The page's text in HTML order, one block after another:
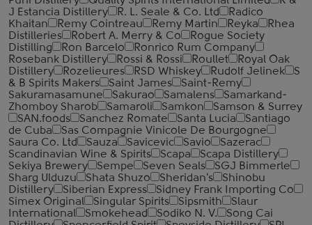
J Estancia Distillery
R. L. Seale & Co. Ltd
Radico
Khaitan
Remy Cointreau Remy Martin Reyka
Rhea
Distilleries
Robert A. Merry & Co
Rogue Society
Distilling
Ron Barcelo
Ronrico Rum Company
Rosebank Distillery
Rossi & Rossi Roullet
Royal Oak
Distillery
Rozelieures RSD Whiskey Rudolf Jelinek
S
& B Spirits Makers
Saint James
Saint-Remy
Sakuramasamune
Sakurao Samalens
Samarkand-
Zhomboy Sharob
Samaroli Samkon
Samson & Surrey
SAN.foods
Sanchez Romate Santa Lucia
Santiago
de Cuba
Sas Compagnie Vinicole De Bourgogne
Saura Co. Ltd
Sauza Savicevic Savio
Sazerac
Scandinavian Wine & Spirits
Scapa
Scapa Distillery
Sekiya Brewery
Sempe Seven Seals
SGJ Bimmerle
Sharg Ulduzu
Shata Shuzo Sheridan's
Shinobu
Distillery
Siberian Express
Sidney Frank Importing Co
Simex Original
Singular Spirits Sipsmith
Slaur
International
Smokehead Sodiko N. V.
Song Cai